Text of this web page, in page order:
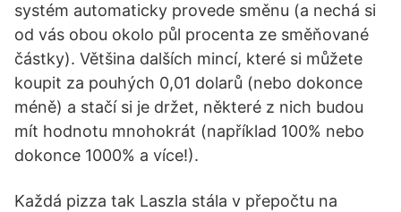
systém automaticky provede směnu (a nechá si
od vás obou okolo půl procenta ze směňované
částky). Většina dalších mincí, které si můžete
koupit za pouhých 0,01 dolarů (nebo dokonce
méně) a stačí si je držet, některé z nich budou
mít hodnotu mnohokrát (například 100% nebo
dokonce 1000% a více!).
Každá pizza tak Laszla stála v přepočtu na